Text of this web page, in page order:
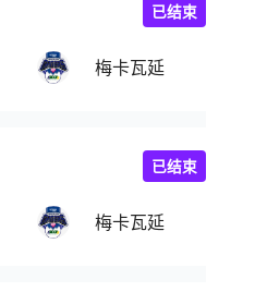
梅卡瓦延
已结束
梅卡瓦延
已结束